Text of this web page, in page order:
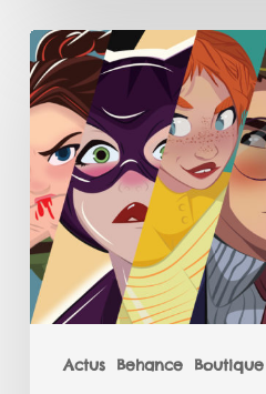
Actus Behance Boutique
Challenge
six
fan
arts
2020